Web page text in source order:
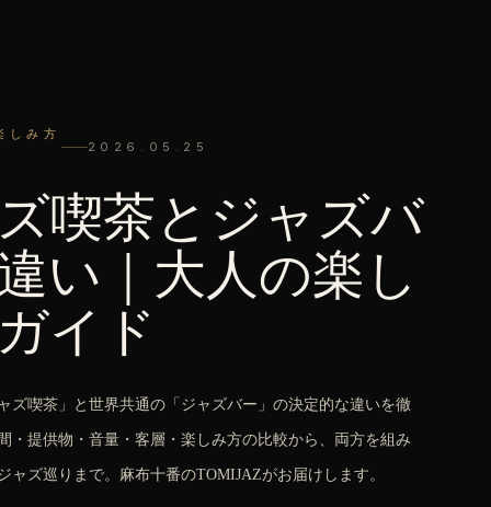
しみ方
2026.05.25
喫茶とジャズバ
い｜大人の楽し
イド
ズ喫茶」と世界共通の「ジャズバー」の決定的な違いを徹
・提供物・音量・客層・楽しみ方の比較から、両方を組み
ャズ巡りまで。麻布十番のTOMIJAZがお届けします。